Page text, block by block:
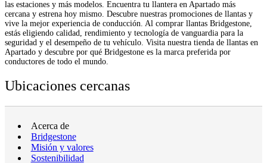
las estaciones y más modelos. Encuentra tu llantera en Apartado más
cercana y estrena hoy mismo. Descubre nuestras promociones de llantas y
vive la mejor experiencia de conducción. Al comprar llantas Bridgestone,
estás eligiendo calidad, rendimiento y tecnología de vanguardia para la
seguridad y el desempeño de tu vehículo. Visita nuestra tienda de llantas en
Apartado y descubre por qué Bridgestone es la marca preferida por
conductores de todo el mundo.
Ubicaciones cercanas
Acerca de
Bridgestone
Misión y valores
Sostenibilidad